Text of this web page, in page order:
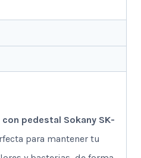
pedestal Sokany SK-
para mantener tu